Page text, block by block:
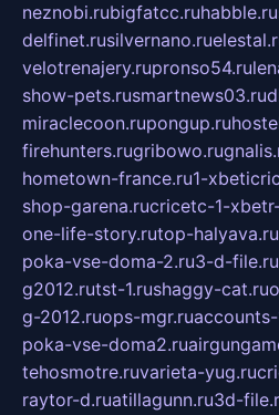
neznobi.rubigfatcc.ruhabble.ru
delfinet.rusilvernano.ru
velotrenajery.rupronso54.ru
show-pets.rusmartnews03.ru
miraclecoon.rupongup.ru
firehunters.rugribowo.ru
hometown-france.ru1-
shop-garena.rucricetc-1-
one-life-story.rutop-halyava.ru
poka-vse-doma-2.ru3-d-file.ru
g2012.rutst-1.rushaggy-cat.ru
g-2012.ruops-mgr.ruaccounts-
poka-vse-doma2.ru
tehosmotre.ruvarieta-yug.ru
raytor-d.ruatillagunn.ru3d-